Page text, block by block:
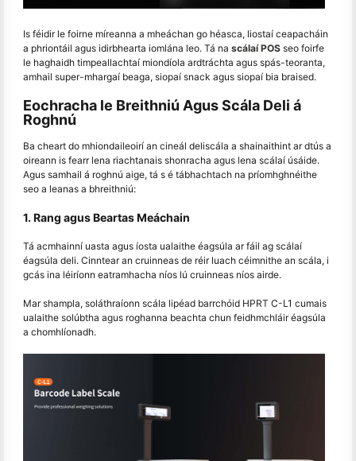
Is féidir le foirne míreanna a mheáchan go héasca, liostaí ceapacháin
a phriontáil agus idirbhearta iomlána leo. Tá na scálaí POS seo foirfe
le haghaidh timpeallachtaí miondíola ardtráchta agus spás-teoranta,
amhail super-mhargaí beaga, siopaí snack agus siopaí bia braised.
Eochracha le Breithniú Agus Scála Deli á
Roghnú
Ba cheart do mhiondaileoirí an cineál deliscála a shainaithint ar dtús a
oireann is fearr lena riachtanais shonracha agus lena scálaí úsáide.
Agus samhail á roghnú aige, tá s é tábhachtach na príomhghnéithe
seo a leanas a bhreithniú:
1. Rang agus Beartas Meáchain
Tá acmhainní uasta agus íosta ualaithe éagsúla ar fáil ag scálaí
éagsúla deli. Cinntear an cruinneas de réir luach céimnithe an scála, i
gcás ina léiríonn eatramhacha níos lú cruinneas níos airde.
Mar shampla, soláthraíonn scála lipéad barrchóid HPRT C-L1 cumais
ualaithe solúbtha agus roghanna beachta chun feidhmchláir éagsúla
a chomhlíonadh.